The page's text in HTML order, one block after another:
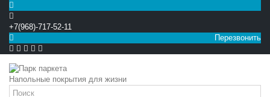
+7(968)-717-52-11
Перезвонить
 
Напольные покрытия для жизни